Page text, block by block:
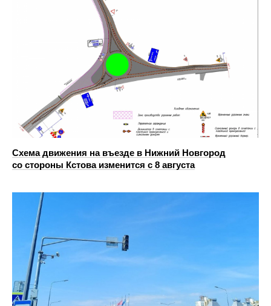
Схема движения на въезде в Нижний Новгород
со стороны Кстова изменится с 8 августа